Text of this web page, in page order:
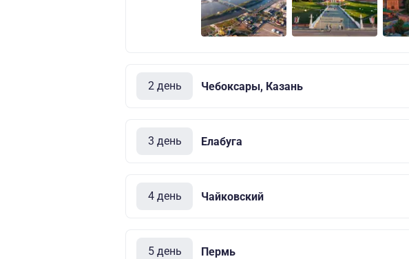
2 день Чебоксары, Казань
3 день Елабуга
4 день Чайковский
5 день Пермь